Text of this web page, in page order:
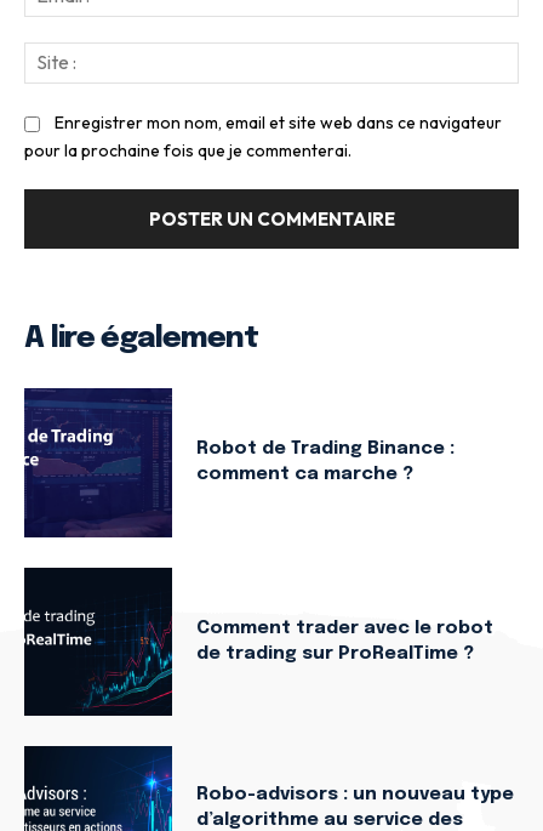
:*
:
Enregistrer mon nom, email et site web dans ce navigateur
pour la prochaine fois que je commenterai.
A lire également
Robot de Trading Binance :
comment ca marche ?
Comment trader avec le robot
de trading sur ProRealTime ?
Robo-advisors : un nouveau type
d’algorithme au service des